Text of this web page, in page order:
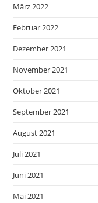
März 2022
Februar 2022
Dezember 2021
November 2021
Oktober 2021
September 2021
August 2021
Juli 2021
Juni 2021
Mai 2021